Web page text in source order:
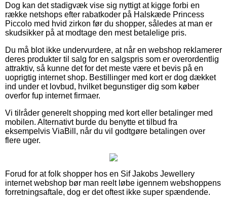
Dog kan det stadigvæk vise sig nyttigt at kigge forbi en
række netshops efter rabatkoder på Halskæde Princess
Piccolo med hvid zirkon før du shopper, således at man er
skudsikker på at modtage den mest betalelige pris.
Du må blot ikke undervurdere, at når en webshop reklamerer
deres produkter til salg for en salgspris som er overordentlig
attraktiv, så kunne det for det meste være et bevis på en
uoprigtig internet shop. Bestillinger med kort er dog dækket
ind under et lovbud, hvilket begunstiger dig som køber
overfor fup internet firmaer.
Vi tilråder generelt shopping med kort eller betalinger med
mobilen. Alternativt burde du benytte et tilbud fra
eksempelvis ViaBill, når du vil godtgøre betalingen over
flere uger.
Forud for at folk shopper hos en Sif Jakobs Jewellery
internet webshop bør man reelt løbe igennem webshoppens
forretningsaftale, dog er det oftest ikke super spændende.